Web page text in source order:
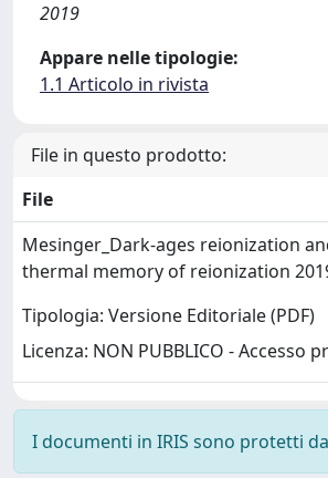
2019
Appare nelle tipologie:
1.1 Articolo in rivista
File in questo prodotto:
File
Mesinger_Dark-ages reionization
thermal memory of reionization
Tipologia: Versione Editoriale (PDF)
Licenza: NON PUBBLICO - Accesso
I documenti in IRIS sono protetti